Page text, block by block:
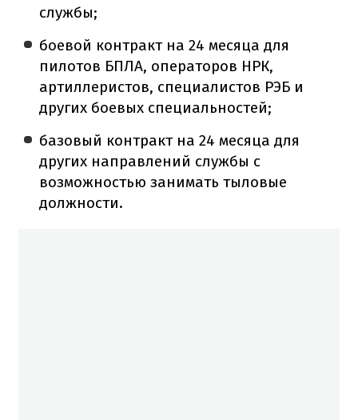
службы;
боевой контракт на 24 месяца для
пилотов БПЛА, операторов НРК,
артиллеристов, специалистов РЭБ и
других боевых специальностей;
базовый контракт на 24 месяца для
других направлений службы с
возможностью занимать тыловые
должности.